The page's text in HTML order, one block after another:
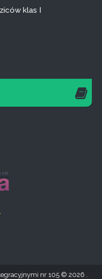
klas I
nr 105 2026 .